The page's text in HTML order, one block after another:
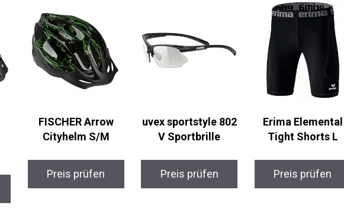
FISCHER Arrow
Cityhelm S/M
Preis prüfen
uvex sportstyle 802
V Sportbrille
Preis prüfen
Erima Elemental
Tight Shorts L
Preis prüfen